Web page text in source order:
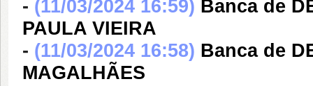
- (11/03/2024 16:59) Banca de
PAULA VIEIRA
- (11/03/2024 16:58) Banca de
MAGALHÃES